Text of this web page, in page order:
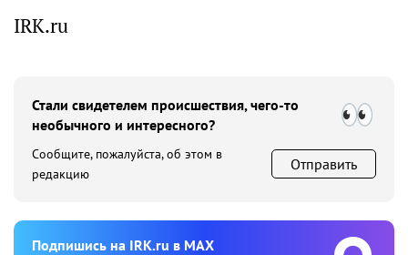
IRK.ru
Стали свидетелем происшествия, чего-то
необычного и интересного?
Сообщите, пожалуйста, об этом в
редакцию
Отправить
Подпишиcь на IRK.ru в MAX